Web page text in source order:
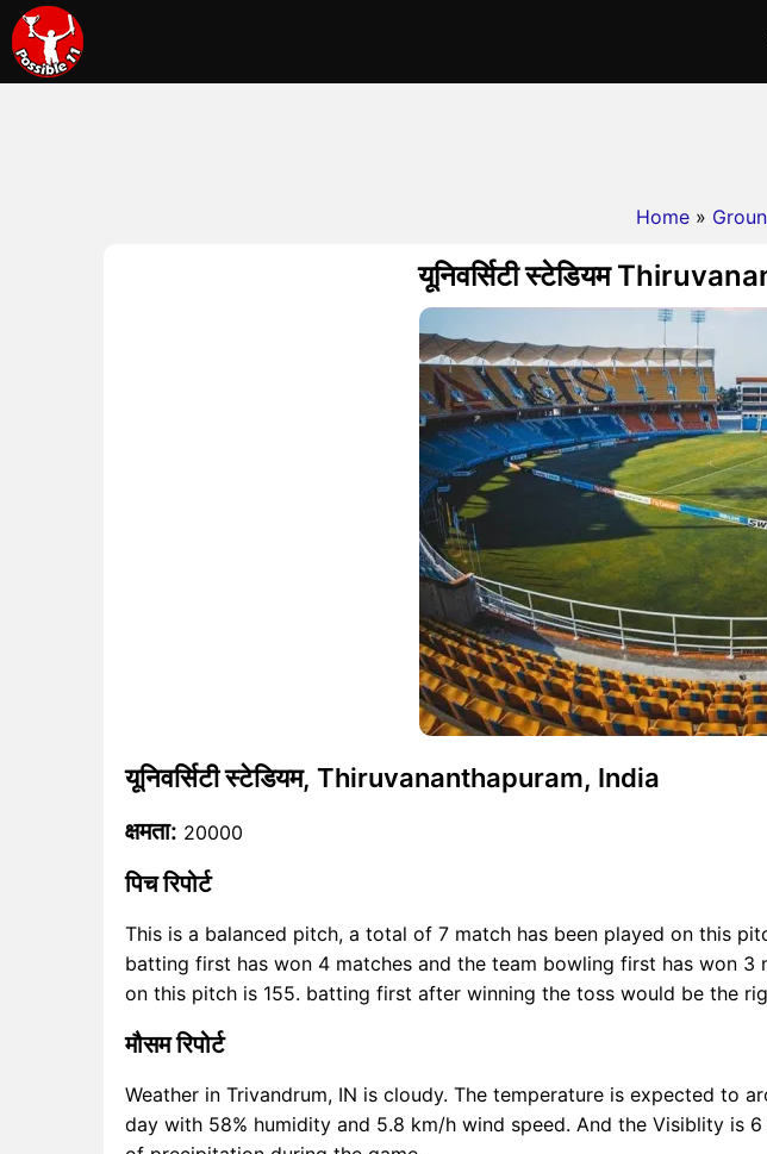
Home »
यूनिवर्सिटी स्टेडियम
यूनिवर्सिटी स्टेडियम, Thiruvananthapuram, India
क्षमता: 20000
पिच रिपोर्ट
This is a balanced pitch, a total of 7 match has been played on this
batting first has won 4 matches and the team bowling first has won 3
on this pitch is 155. batting first after winning the toss would be the
मौसम रिपोर्ट
Weather in Trivandrum, IN is cloudy. The temperature is expected to
day with 58% humidity and 5.8 km/h wind speed. And the Visiblity is 6